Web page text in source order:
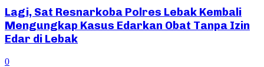
Lagi, Sat Resnarkoba Polres Lebak Kembali
Mengungkap Kasus Edarkan Obat Tanpa Izin
Edar di Lebak
0